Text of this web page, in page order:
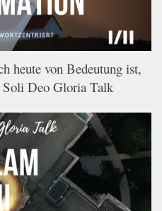
heute von Bedeutung ist,
Deo Gloria Talk